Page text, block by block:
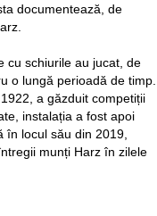
documentează, de
cu schiurile au jucat, de
o lungă perioadă de timp.
a găzduit competiții
instalația a fost apoi
locul său din 2019,
munți Harz în zilele